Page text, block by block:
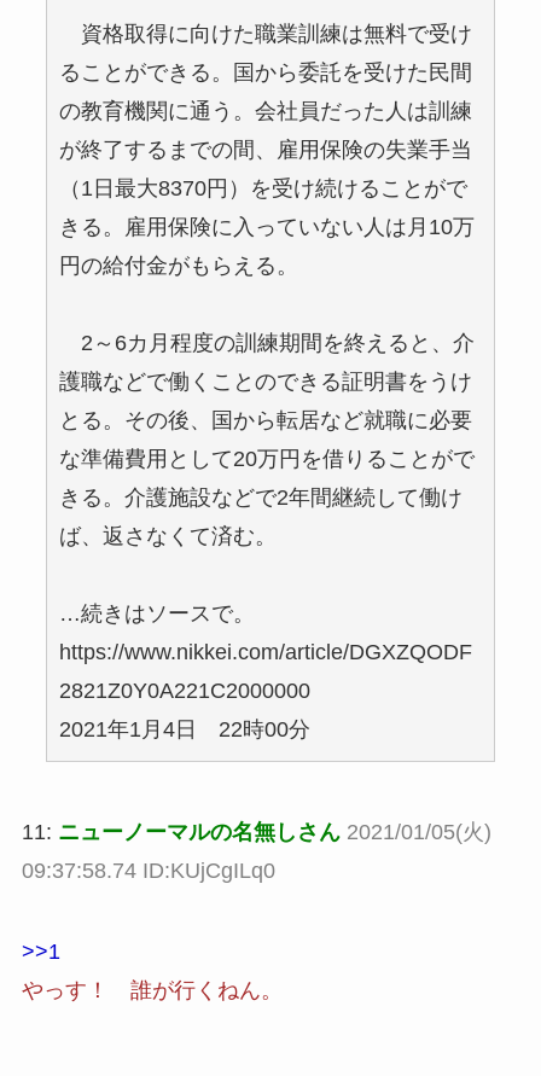
資格取得に向けた職業訓練は無料で受け
ることができる。国から委託を受けた民間
の教育機関に通う。会社員だった人は訓練
が終了するまでの間、雇用保険の失業手当
（1日最大8370円）を受け続けることがで
きる。雇用保険に入っていない人は月10万
円の給付金がもらえる。
2～6カ月程度の訓練期間を終えると、介
護職などで働くことのできる証明書をうけ
とる。その後、国から転居など就職に必要
な準備費用として20万円を借りることがで
きる。介護施設などで2年間継続して働け
ば、返さなくて済む。
…続きはソースで。
https://www.nikkei.com/article/DGXZQODF
2821Z0Y0A221C2000000
2021年1月4日 22時00分
11: ニューノーマルの名無しさん 2021/01/05(火)
09:37:58.74 ID:KUjCgILq0
>>1
やっす！ 誰が行くねん。